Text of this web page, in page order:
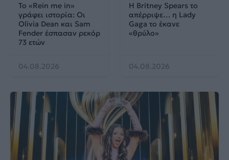
Το «Rein me in»
γράφει ιστορία: Οι
Olivia Dean και Sam
Fender έσπασαν ρεκόρ
73 ετών
04.08.2026
Η Britney Spears το
απέρριψε… η Lady
Gaga το έκανε
«θρύλο»
04.08.2026